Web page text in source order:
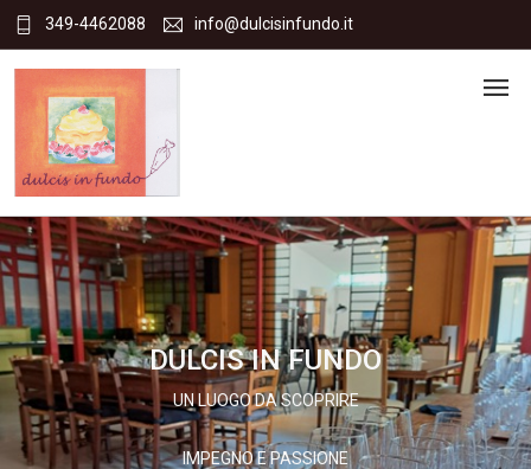
349-4462088 info@dulcisinfundo.it
DULCIS IN FUNDO
UN LUOGO DA SCOPRIRE
IMPEGNO E PASSIONE